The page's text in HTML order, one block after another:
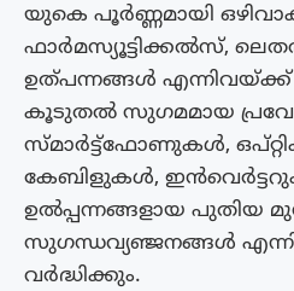
യുകെ പൂർണ്ണമായി
ഫാർമസ്യൂട്ടിക്കൽസ്,
ഉത്പന്നങ്ങൾ എന്നിവയ്ക്ക്
കൂടുതൽ സുഗമമായ
സ്മാർട്ട്ഫോണുകൾ,
കേബിളുകൾ,
ഉൽപ്പന്നങ്ങളായ പുതിയ
സുഗന്ധവ്യഞ്ജനങ്ങൾ
വർദ്ധിക്കും.